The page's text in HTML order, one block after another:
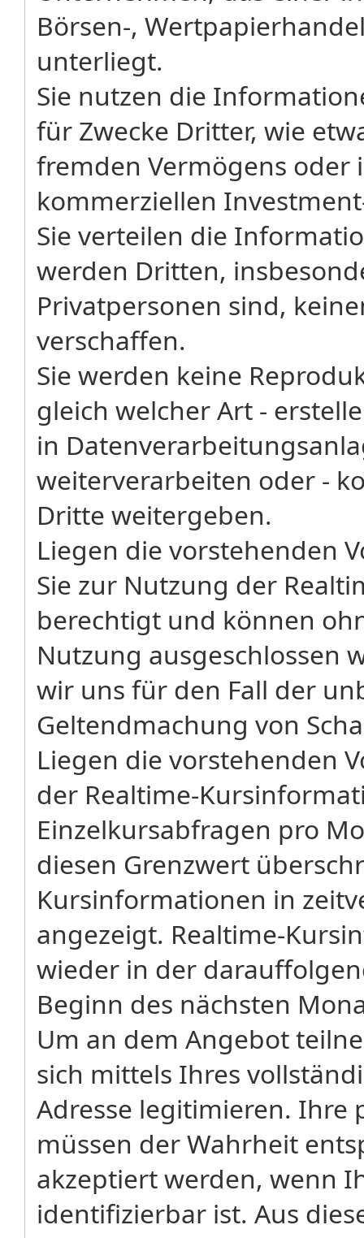
Börsen-,
unterliegt.
Sie nutzen die
für Zwecke Dritter, wie
fremden Vermögens oder
kommerziellen
Sie verteilen die
werden Dritten,
Privatpersonen sind,
verschaffen.
Sie werden keine
gleich welcher Art -
in
weiterverarbeiten oder -
Dritte weitergeben.
Liegen die vorstehenden
Sie zur Nutzung der
berechtigt und können
Nutzung ausgeschlossen
wir uns für den Fall der
Geltendmachung von
Liegen die vorstehenden
der Realtime-
Einzelkursabfragen pro
diesen Grenzwert
Kursinformationen in
angezeigt. Realtime-
wieder in der
Beginn des nächsten
Um an dem Angebot
sich mittels Ihres
Adresse legitimieren. Ihre
müssen der Wahrheit
akzeptiert werden, wenn
identifizierbar ist. Aus